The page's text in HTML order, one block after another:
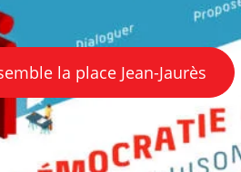
la place Jean-Jaurès